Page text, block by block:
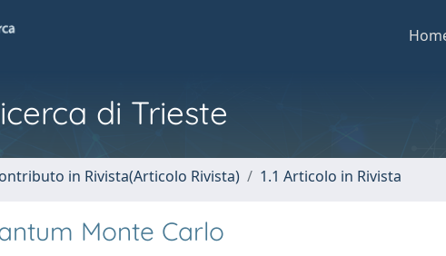
di Trieste
in Rivista(Articolo Rivista) 1.1 Articolo in Rivista
Monte Carlo